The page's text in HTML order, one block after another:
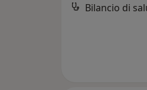
Bilancio di